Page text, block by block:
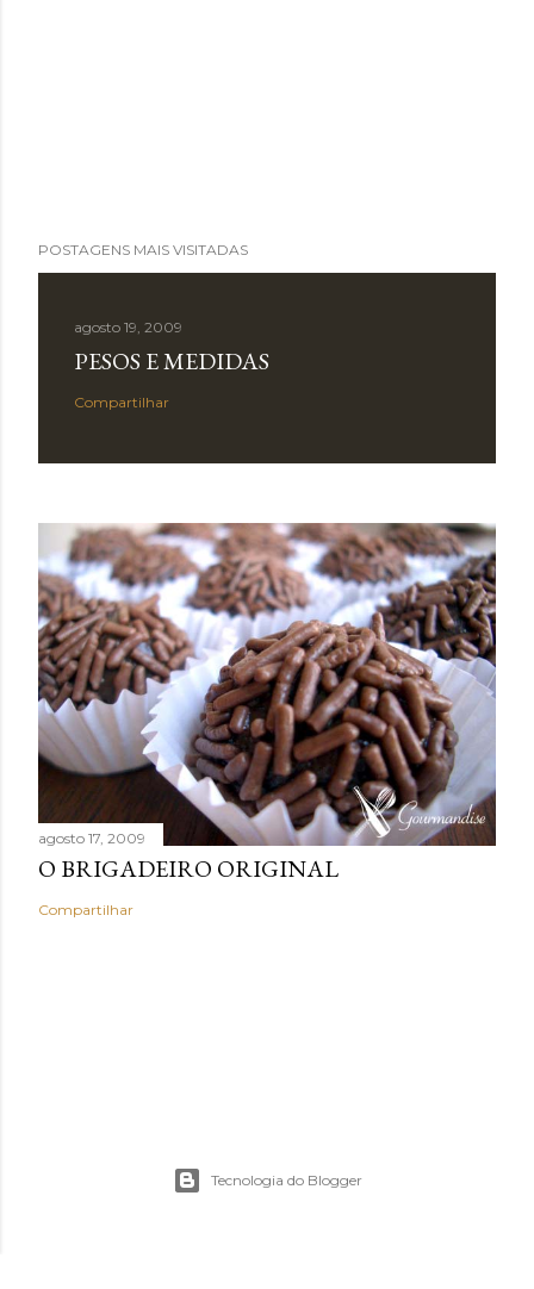
POSTAGENS MAIS VISITADAS
agosto 19, 2009
PESOS E MEDIDAS
Compartilhar
agosto 17, 2009
O BRIGADEIRO ORIGINAL
Compartilhar
Tecnologia do Blogger